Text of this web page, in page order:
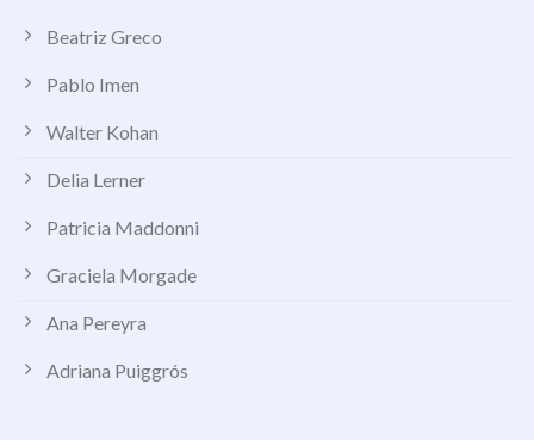
Beatriz Greco
Pablo Imen
Walter Kohan
Delia Lerner
Patricia Maddonni
Graciela Morgade
Ana Pereyra
Adriana Puiggrós